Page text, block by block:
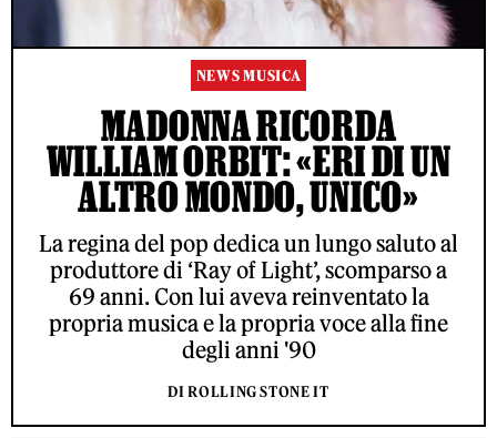
NEWS MUSICA
MADONNA RICORDA
WILLIAM ORBIT: «ERI DI UN
ALTRO MONDO, UNICO»
La regina del pop dedica un lungo saluto al
produttore di ‘Ray of Light’, scomparso a
69 anni. Con lui aveva reinventato la
propria musica e la propria voce alla fine
degli anni '90
DI ROLLING STONE IT